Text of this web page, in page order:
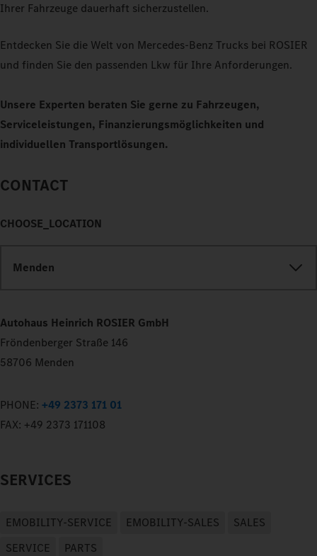
Ihrer Fahrzeuge dauerhaft sicherzustellen.
Entdecken Sie die Welt von Mercedes-Benz Trucks bei ROSIER
und finden Sie den passenden Lkw für Ihre Anforderungen.
Unsere Experten beraten Sie gerne zu Fahrzeugen,
Serviceleistungen, Finanzierungsmöglichkeiten und
individuellen Transportlösungen.
CONTACT
CHOOSE_LOCATION
Menden
Autohaus Heinrich ROSIER GmbH
Fröndenberger Straße 146
58706 Menden
PHONE: +49 2373 171 01
FAX: +49 2373 171108
SERVICES
EMOBILITY-SERVICE EMOBILITY-SALES
SALES
SERVICE
PARTS